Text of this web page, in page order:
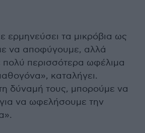
ερμηνεύσει τα μικρόβια ως
να αποφύγουμε, αλλά
περισσότερα ωφέλιμα
καταλήγει.
δύναμή τους, μπορούμε να
να ωφελήσουμε την